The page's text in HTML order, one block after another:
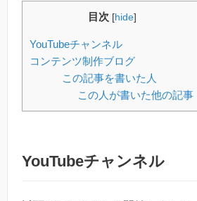
目次 [hide]
YouTubeチャンネル
コンテンツ制作ブログ
この記事を書いた人
この人が書いた他の記事
YouTubeチャンネル